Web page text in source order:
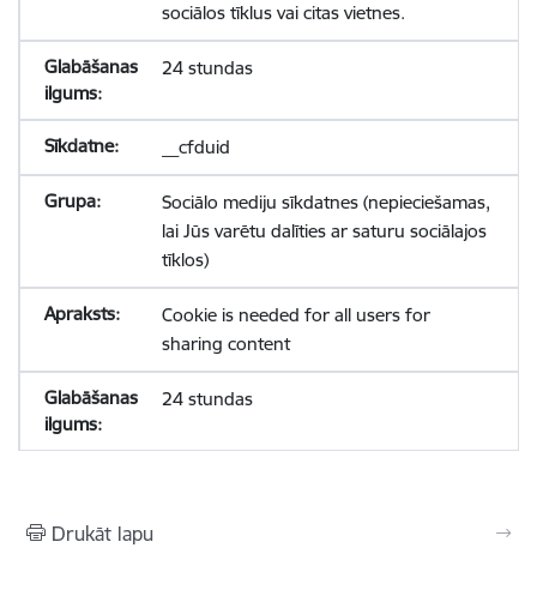
sociālos tīklus vai citas vietnes.
24 stundas
__cfduid
Sociālo mediju sīkdatnes (nepieciešamas,
lai Jūs varētu dalīties ar saturu sociālajos
tīklos)
Cookie is needed for all users for
sharing content
24 stundas
Drukāt lapu